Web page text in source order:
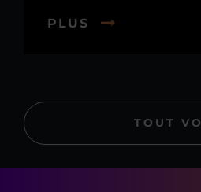
PLUS
TOUT